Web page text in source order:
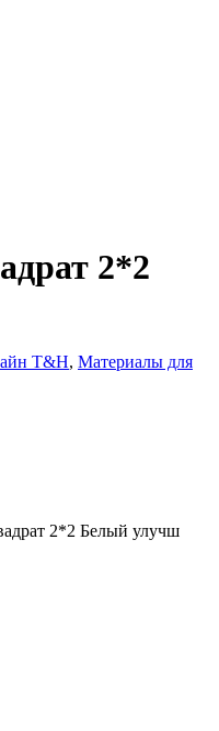
2*2
T&H, Материалы для
2*2 Белый улучш